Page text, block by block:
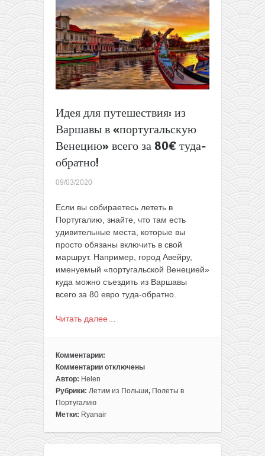
Португалию
всего
за
54€
в
две
стороны
(
WDC)
Идея для путешествия: из
Варшавы в «португальскую
Венецию» всего за 80€ туда-
обратно!
09/03/2020
Если вы собираетесь лететь в
Португалию, знайте, что там есть
удивительные места, которые вы
просто обязаны включить в свой
маршрут. Например, город Авейру,
именуемый «португальской Венецией»
куда можно съездить из Варшавы
всего за 80 евро туда-обратно.
Читать далее…
Комментарии:
Комментарии
к
записи
Идея
для
из
отключены
Автор: Helen
Рубрики: Летим из Польши, Полеты в
Португалию
Метки: Ryanair